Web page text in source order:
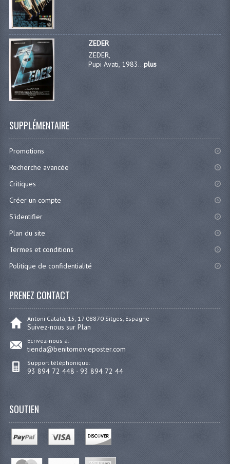
ZEDER
ZEDER,
Pupi Avati, 1983...plus
SUPPLÉMENTAIRE
Promotions
Recherche avancée
Critiques
Créer un compte
S'identifier
Plan du site
Termes et conditions
Politique de confidentialité
PRENEZ CONTACT
Antoni Catalá, 15, 17 08870 Sitges, Espagne
Suivez-nous sur Plan
Écrivez-nous à:
tienda@benitomovieposter.com
Support téléphonique:
93 894 72 448 - 93 894 72 44
SOUTIEN